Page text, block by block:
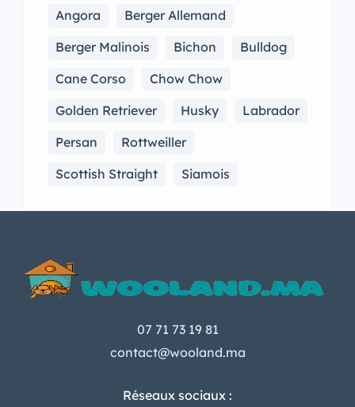
Angora
Berger Allemand
Berger Malinois
Bichon
Bulldog
Cane Corso
Chow Chow
Golden Retriever
Husky
Labrador
Persan
Rottweiller
Scottish Straight
Siamois
07 71 73 19 81
contact@wooland.ma
Réseaux sociaux :